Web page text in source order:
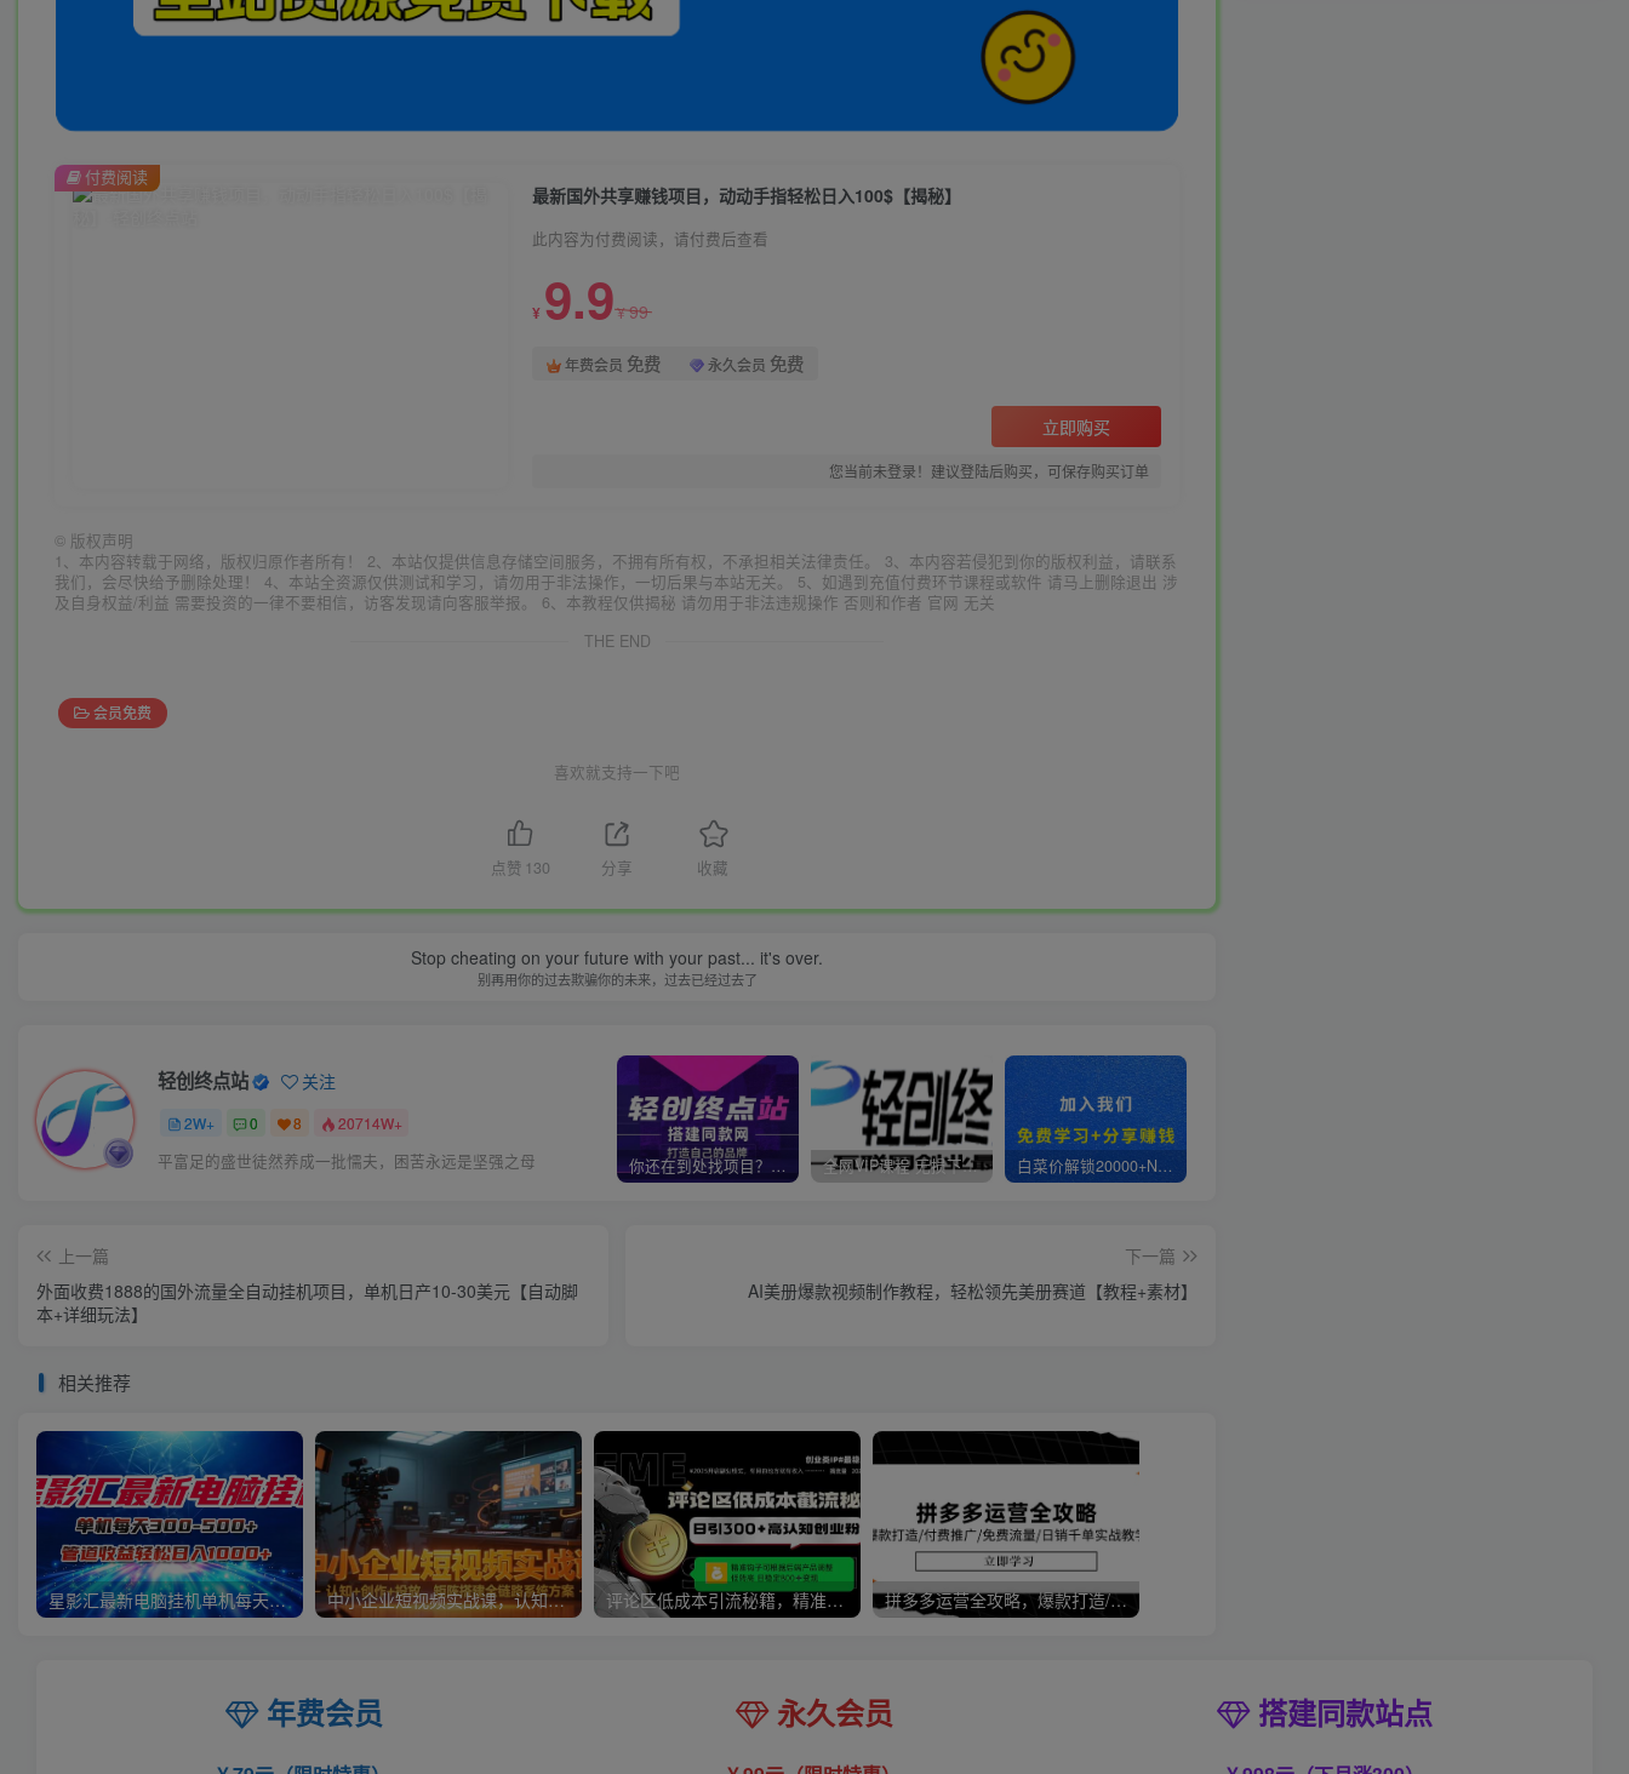
最新国外共享赚钱项目，动动手指轻松日入100$【揭秘】
此内容为付费阅读，请付费后查看
¥ 9.9¥99
年费会员 免费 永久会员 免费
立即购买
您当前未登录！建议登陆后购买，可保存购买订单
付费阅读
© 版权声明
1、本内容转载于网络，版权归原作者所有！ 2、本站仅提供信息存储空间服务，不拥有所有权，不承担相关法律责任。 3、本内容若侵犯到你的版权利益，请联系
我们，会尽快给予删除处理！ 4、本站全资源仅供测试和学习，请勿用于非法操作，一切后果与本站无关。 5、如遇到充值付费环节课程或软件 请马上删除退出 涉
及自身权益/利益 需要投资的一律不要相信，访客发现请向客服举报。 6、本教程仅供揭秘 请勿用于非法违规操作 否则和作者 官网 无关
THE END
会员免费
喜欢就支持一下吧
点赞 130 分享 收藏
Stop cheating on your future with your past... it's over.
别再用你的过去欺骗你的未来，过去已经过去了
轻创终点站 关注
2W+ 0 8 20714W+
平富足的盛世徒然养成一批懦夫，困苦永远是坚强之母 你还在到处找项目？还在当韭菜？我靠卖项目一个月收入5万+，曾经我也是个失败者。 全网VIP课程 无损下载~ 白菜价解锁20000+N个赚钱机会，加入轻创终点站会员，全站资源免费学习。
上一篇
外面收费1888的国外流量全自动挂机项目，单机日产10-30美元【自动脚
本+详细玩法】
下一篇
AI美册爆款视频制作教程，轻松领先美册赛道【教程+素材】
相关推荐
星影汇最新电脑挂机单机每天300+团队管道收益轻松日入1000+ 中小企业短视频实战课，认知+创作+投放，矩阵搭建全链路系统方案 评论区低成本引流秘籍，精准钩子直击用户，单账号日增300+创业粉，日稳… 拼多多运营全攻略，爆款打造/付费推广/免费流量/日销千单实战教学/6月更新
年费会员 永久会员 搭建同款站点